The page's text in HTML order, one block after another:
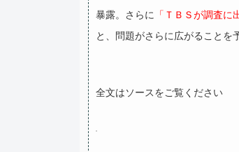
暴露。さらに
「ＴＢＳが調査
と、問題がさらに広がることを
全文はソースをご覧ください